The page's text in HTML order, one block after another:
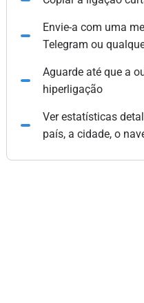
Envie-a com uma
Telegram ou
Aguarde até que a
hiperligação
Ver estatísticas
país, a cidade, o